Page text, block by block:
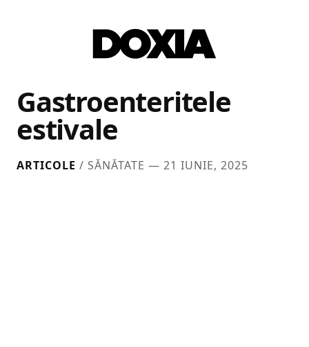
Gastroenteritele
estivale
ARTICOLE / SĂNĂTATE — 21 IUNIE, 2025